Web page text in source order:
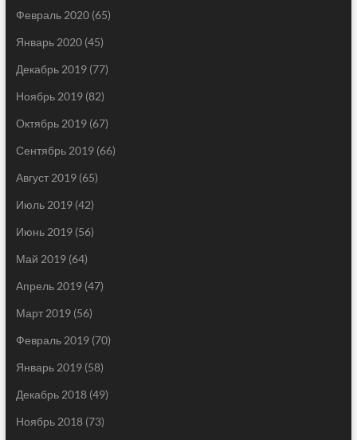
Февраль 2020(65)
Январь 2020(45)
Декабрь 2019(77)
Ноябрь 2019(82)
Октябрь 2019(67)
Сентябрь 2019(66)
Август 2019(65)
Июль 2019(42)
Июнь 2019(56)
Май 2019(64)
Апрель 2019(47)
Март 2019(56)
Февраль 2019(70)
Январь 2019(58)
Декабрь 2018(49)
Ноябрь 2018(73)